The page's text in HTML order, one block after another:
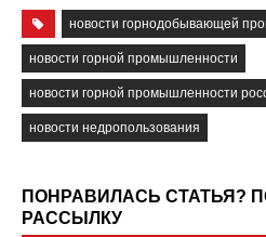
новости горнодобывающей
новости горной промышленности
новости горной промышленности
новости недропользования
ПОНРАВИЛАСЬ СТАТЬЯ?
РАССЫЛКУ